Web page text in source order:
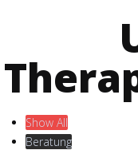
Show All
Beratung